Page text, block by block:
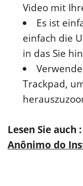
Video mit
Es ist
einfach die
in das Sie
Trackpad,
Lesen Sie auch :
Anônimo do